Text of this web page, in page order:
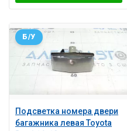
Подсветка номера двери
багажника левая Toyota
Б/У